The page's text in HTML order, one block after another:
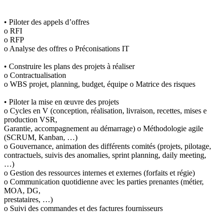
• Piloter des appels d’offres
o RFI
o RFP
o Analyse des offres o Préconisations IT
• Construire les plans des projets à réaliser
o Contractualisation
o WBS projet, planning, budget, équipe o Matrice des risques
• Piloter la mise en œuvre des projets
o Cycles en V (conception, réalisation, livraison, recettes, mises e
production VSR,
Garantie, accompagnement au démarrage) o Méthodologie agile
(SCRUM, Kanban, …)
o Gouvernance, animation des différents comités (projets, pilotage,
contractuels, suivis des anomalies, sprint planning, daily meeting,
…)
o Gestion des ressources internes et externes (forfaits et régie)
o Communication quotidienne avec les parties prenantes (métier,
MOA, DG,
prestataires, …)
o Suivi des commandes et des factures fournisseurs